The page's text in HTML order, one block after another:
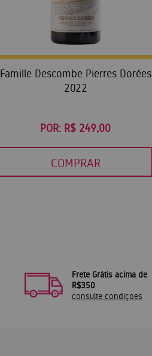
Famille Descombe Pierres Dorées
2022
POR: R$ 249,00
COMPRAR
Frete Grátis acima de
R$350
consulte condiçoes